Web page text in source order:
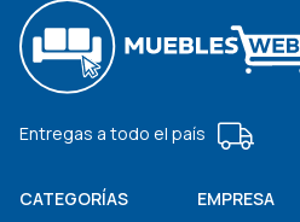
Entregas a todo el país
CATEGORÍAS EMPRESA